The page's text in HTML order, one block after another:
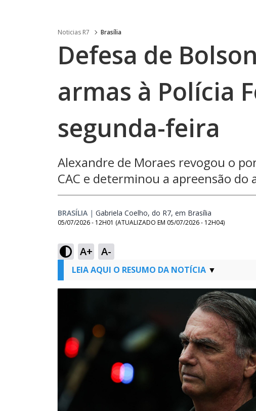
Noticias R7 Brasília
Defesa de
armas à Polícia
segunda-feira
Alexandre de Moraes revogou o
CAC e determinou a apreensão do
BRASÍLIA | Gabriela Coelho, do R7, em Brasília
05/07/2026 - 12H01 (ATUALIZADO EM 05/07/2026 - 12H04)
A+ A-
LEIA AQUI O RESUMO DA NOTÍCIA